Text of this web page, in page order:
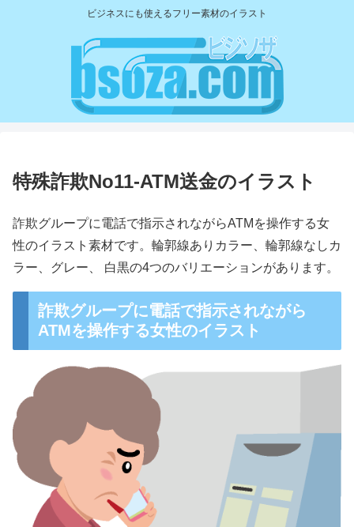
ビジネスにも使えるフリー素材のイラスト
特殊詐欺No11-ATM送金のイラスト
詐欺グループに電話で指示されながらATMを操作する女
性のイラスト素材です。輪郭線ありカラー、輪郭線なしカ
ラー、グレー、 白黒の4つのバリエーションがあります。
詐欺グループに電話で指示されながら
ATMを操作する女性のイラスト